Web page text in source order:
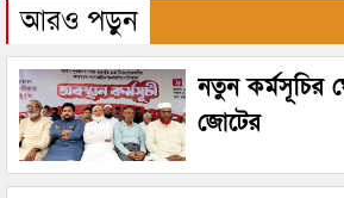
আরও পড়ুন
নতুন কর্মসূচির
জোটের